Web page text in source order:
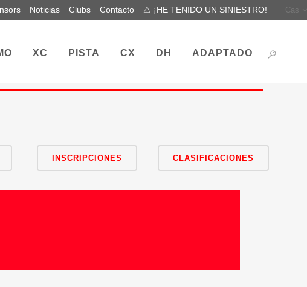
Noticias Clubs Contacto ⚠ ¡HE TENIDO UN SINIESTRO! Cas
XC PISTA CX DH ADAPTADO
INSCRIPCIONES CLASIFICACIONES